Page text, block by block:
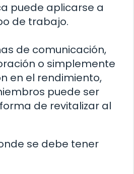
puede aplicarse a
de trabajo.
de comunicación,
o simplemente
en el rendimiento,
puede ser
de revitalizar al
se debe tener